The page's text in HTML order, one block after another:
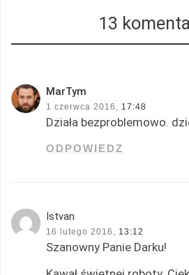
13
MarTym
1 czerwca 2016, 17:48
Działa bezproblemowo.
ODPOWIEDZ
Istvan
16 lutego 2016, 13:12
Szanowny Panie Darku!